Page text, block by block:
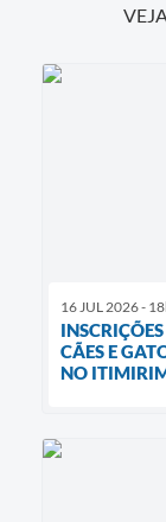
16 JUL 2026 -
CÃES E
NO